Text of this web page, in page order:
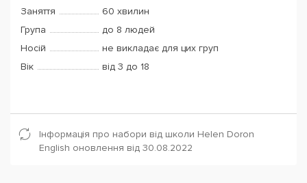
Заняття
60 хвилин
Група
до 8 людей
Носій
не викладає для цих груп
Вік
від 3 до 18
Інформація про набори від школи Helen Doron
English оновлення від 30.08.2022